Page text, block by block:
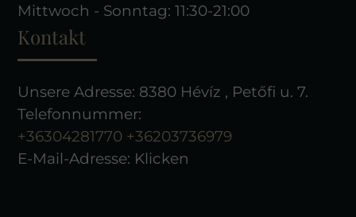
Mittwoch - Sonntag: 11:30-21:00
Kontakt
Unsere Adresse: 8380 Hévíz , Petőfi u. 7.
Telefonnummer:
+36304281770 +36203736979
E-Mail-Adresse: Klicken